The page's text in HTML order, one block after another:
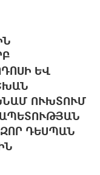
ԵՎ
ՈՒԽՏՈՒՄ
ԴԵՍՊԱՆ